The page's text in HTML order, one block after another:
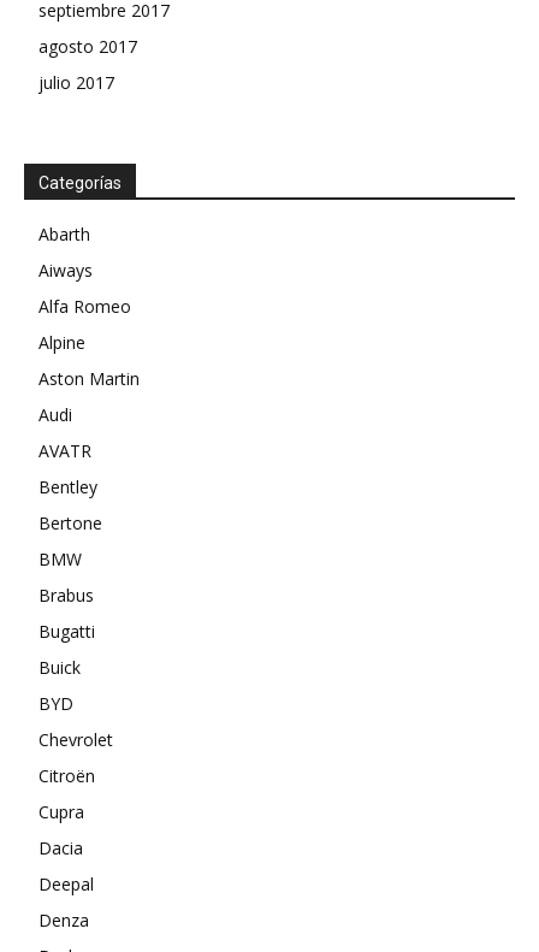
septiembre 2017
agosto 2017
julio 2017
Categorías
Abarth
Aiways
Alfa Romeo
Alpine
Aston Martin
Audi
AVATR
Bentley
Bertone
BMW
Brabus
Bugatti
Buick
BYD
Chevrolet
Citroën
Cupra
Dacia
Deepal
Denza